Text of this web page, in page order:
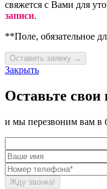
свяжется с Вами для
записи.
**Поле, обязательное
Оставить заявку →
Закрыть
Оставьте
и мы перезвоним вам в
Жду звонка!